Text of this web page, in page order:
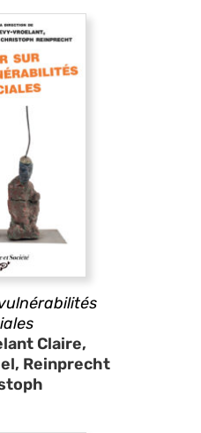
Claire,
Reinprecht